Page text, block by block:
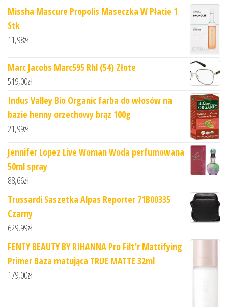
Missha Mascure Propolis Maseczka W Płacie 1
Stk
11,98zł
Marc Jacobs Marc595 Rhl (54) Złote
519,00zł
Indus Valley Bio Organic farba do włosów na
bazie henny orzechowy brąz 100g
21,99zł
Jennifer Lopez Live Woman Woda perfumowana
50ml spray
88,66zł
Trussardi Saszetka Alpas Reporter 71B00335
Czarny
629,99zł
FENTY BEAUTY BY RIHANNA Pro Filt'r Mattifying
Primer Baza matująca TRUE MATTE 32ml
179,00zł